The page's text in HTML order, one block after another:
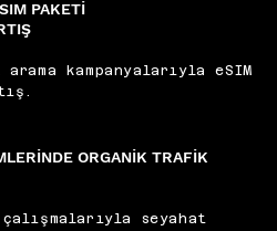
PAKETİ
kampanyalarıyla eSIM
ORGANİK TRAFİK
seyahat